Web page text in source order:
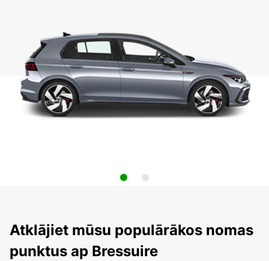
Atklājiet mūsu populārākos nomas
punktus ap Bressuire